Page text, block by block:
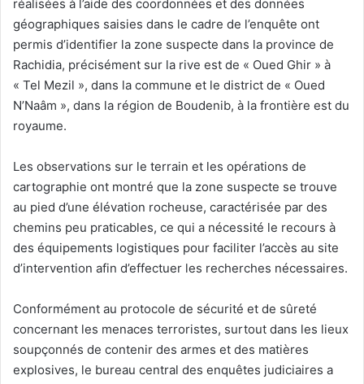
réalisées à l’aide des coordonnées et des données
géographiques saisies dans le cadre de l’enquête ont
permis d’identifier la zone suspecte dans la province de
Rachidia, précisément sur la rive est de « Oued Ghir » à
« Tel Mezil », dans la commune et le district de « Oued
N’Naâm », dans la région de Boudenib, à la frontière est du
royaume.
Les observations sur le terrain et les opérations de
cartographie ont montré que la zone suspecte se trouve
au pied d’une élévation rocheuse, caractérisée par des
chemins peu praticables, ce qui a nécessité le recours à
des équipements logistiques pour faciliter l’accès au site
d’intervention afin d’effectuer les recherches nécessaires.
Conformément au protocole de sécurité et de sûreté
concernant les menaces terroristes, surtout dans les lieux
soupçonnés de contenir des armes et des matières
explosives, le bureau central des enquêtes judiciaires a